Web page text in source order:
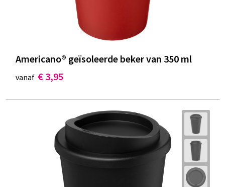
Americano® geïsoleerde beker van 350 ml
vanaf € 3,95